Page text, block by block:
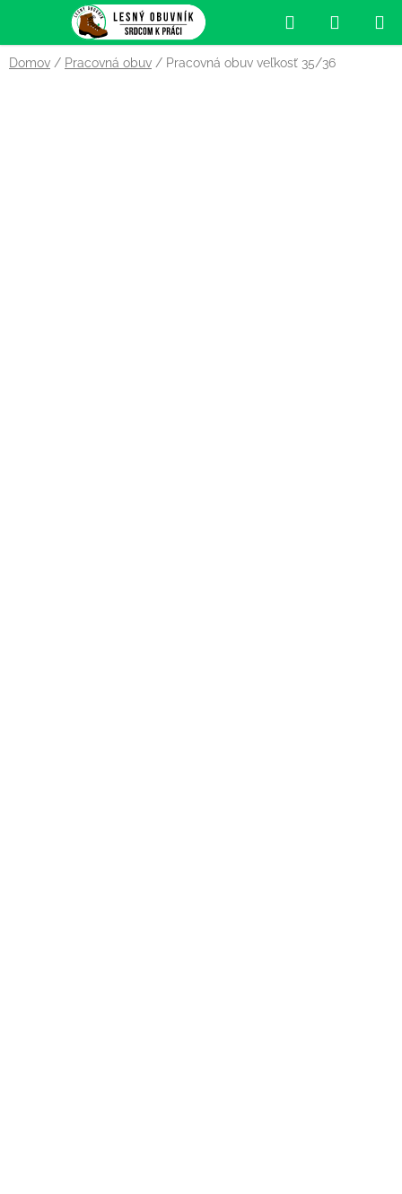
obsah
Hľadať
KOŠÍK
Domov / Pracovná obuv / Pracovná obuv veľkosť 35/36